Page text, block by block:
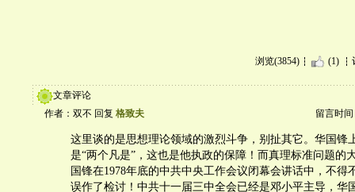
浏览(3854) (1)
文章评论
作者：双不 回复 格致夫 留言时间
这里谈的是思想理论领域的激烈斗争，别扯其它。华国锋
是“两个凡是”，这也是他执政的保障！而真理标准问题的
国锋在1978年底的中共中央工作会议闭幕会讲话中，不得
误作了检讨！中共十一届三中全会已经是邓小平主导，华